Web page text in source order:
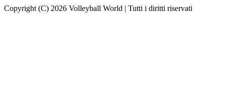
Copyright (C) 2026 Volleyball World | Tutti i diritti riservati